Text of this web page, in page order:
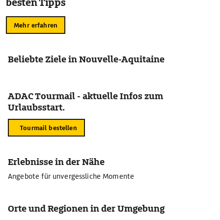
Mehr erfahren
Beliebte Ziele in Nouvelle-Aquitaine
ADAC Tourmail - aktuelle Infos zum
Urlaubsstart.
Tourmail bestellen
Erlebnisse in der Nähe
Angebote für unvergessliche Momente
Orte und Regionen in der Umgebung